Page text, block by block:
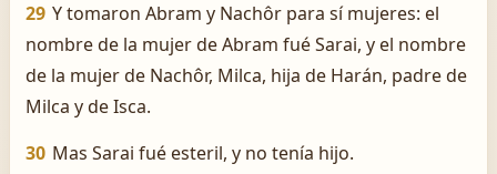
29 Y tomaron Abram y Nachôr para sí mujeres: el
nombre de la mujer de Abram fué Sarai, y el nombre
de la mujer de Nachôr, Milca, hija de Harán, padre de
Milca y de Isca.
30 Mas Sarai fué esteril, y no tenía hijo.